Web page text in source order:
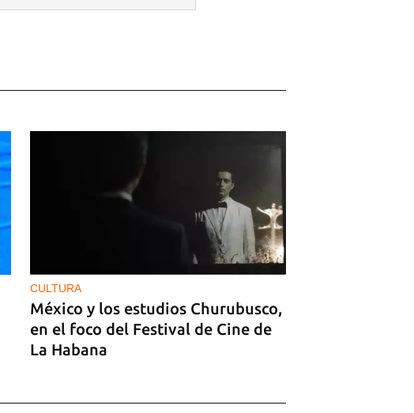
CULTURA
México y los estudios Churubusco,
en el foco del Festival de Cine de
La Habana